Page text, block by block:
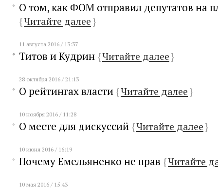
О том, как ФОМ отправил депутатов на
{Читайте далее}
11 августа 2016 / 13:37
Титов и Кудрин {Читайте далее}
28 октября 2016 / 21:13
О рейтингах власти {Читайте далее}
10 ноября 2016 / 11:28
О месте для дискуссий {Читайте далее}
10 июня 2016 / 16:19
Почему Емельяненко не прав {Читайте
10 мая 2016 / 15:43